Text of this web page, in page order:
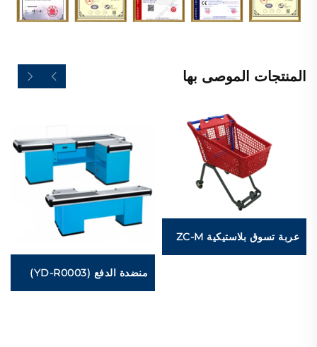
المنتجات الموصى بها
عربة تسوق بلاستيكية ZC-M
منضدة الدفع (YD-R0003)